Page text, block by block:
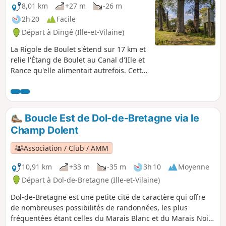
Anglais (XIe siècle). Balade très aérée en
toutes saisons et à l'ombre en été.
Variante 8 km : voir Informations
8,01 km
+27 m
-26 m
2h 20
Facile
Départ à Dingé (Ille-et-Vilaine)
La Rigole de Boulet s'étend sur 17 km et
relie l'Étang de Boulet au Canal d'IIle et
Rance qu'elle alimentait autrefois. Cette
partie centrale de la rigole, au Sud-Est
de Dingé. Le sentier, bien aménagé, en
suit les berges, à l'ombre des hêtres
bicentenaires. Il permet de découvrir
quelques petits ouvrages d'art de
construction de la rigole. Balade très
aérée en toutes saisons et à l'ombre en
été.
Boucle Est de Dol-de-Bretagne via le
Champ Dolent
Association / Club / AMM
10,91 km
+33 m -35 m 3h 10
Moyenne
Départ à Dol-de-Bretagne (Ille-et-Vilaine)
Dol-de-Bretagne est une petite cité de caractère qui offre
de nombreuses possibilités de randonnées, les plus
fréquentées étant celles du Marais Blanc et du Marais Noir.